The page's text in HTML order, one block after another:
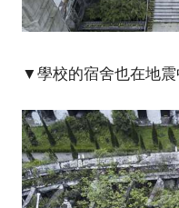
▼學校的宿舍也在地震